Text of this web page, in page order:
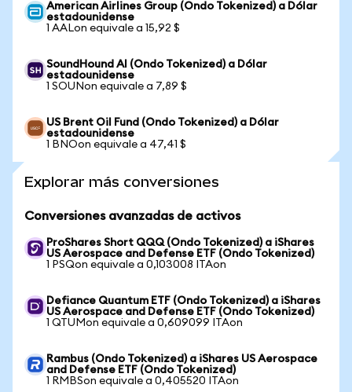
American Airlines Group (Ondo Tokenized) a Dólar
estadounidense
1 AALon equivale a 15,92 $
SoundHound AI (Ondo Tokenized) a Dólar
estadounidense
1 SOUNon equivale a 7,89 $
US Brent Oil Fund (Ondo Tokenized) a Dólar
estadounidense
1 BNOon equivale a 47,41 $
Explorar más conversiones
Conversiones avanzadas de activos
ProShares Short QQQ (Ondo Tokenized) a iShares
US Aerospace and Defense ETF (Ondo Tokenized)
1 PSQon equivale a 0,103008 ITAon
Defiance Quantum ETF (Ondo Tokenized) a iShares
US Aerospace and Defense ETF (Ondo Tokenized)
1 QTUMon equivale a 0,609099 ITAon
Rambus (Ondo Tokenized) a iShares US Aerospace
and Defense ETF (Ondo Tokenized)
1 RMBSon equivale a 0,405520 ITAon